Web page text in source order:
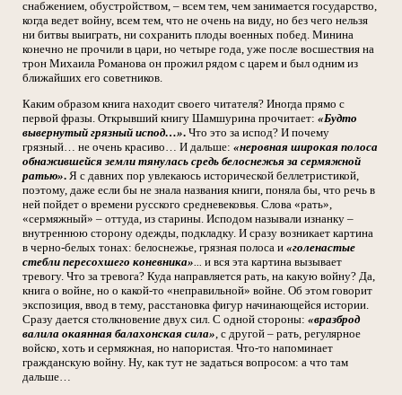
снабжением, обустройством, – всем тем, чем занимается государство,
когда ведет войну, всем тем, что не очень на виду, но без чего нельзя
ни битвы выиграть, ни сохранить плоды военных побед. Минина
конечно не прочили в цари, но четыре года, уже после восшествия на
трон Михаила Романова он прожил рядом с царем и был одним из
ближайших его советников.
Каким образом книга находит своего читателя? Иногда прямо с
первой фразы. Открывший книгу Шамшурина прочитает: «Будто
вывернутый грязный испод…». Что это за испод? И почему
грязный… не очень красиво… И дальше: «неровная широкая полоса
обнажившейся земли тянулась средь белоснежья за сермяжной
ратью». Я с давних пор увлекаюсь исторической беллетристикой,
поэтому, даже если бы не знала названия книги, поняла бы, что речь в
ней пойдет о времени русского средневековья. Слова «рать»,
«сермяжный» – оттуда, из старины. Исподом называли изнанку –
внутреннюю сторону одежды, подкладку. И сразу возникает картина
в черно-белых тонах: белоснежье, грязная полоса и «голенастые
стебли пересохшего коневника»... и вся эта картина вызывает
тревогу. Что за тревога? Куда направляется рать, на какую войну? Да,
книга о войне, но о какой-то «неправильной» войне. Об этом говорит
экспозиция, ввод в тему, расстановка фигур начинающейся истории.
Сразу дается столкновение двух сил. С одной стороны: «вразброд
валила окаянная балахонская сила», с другой – рать, регулярное
войско, хоть и сермяжная, но напористая. Что-то напоминает
гражданскую войну. Ну, как тут не задаться вопросом: а что там
дальше…